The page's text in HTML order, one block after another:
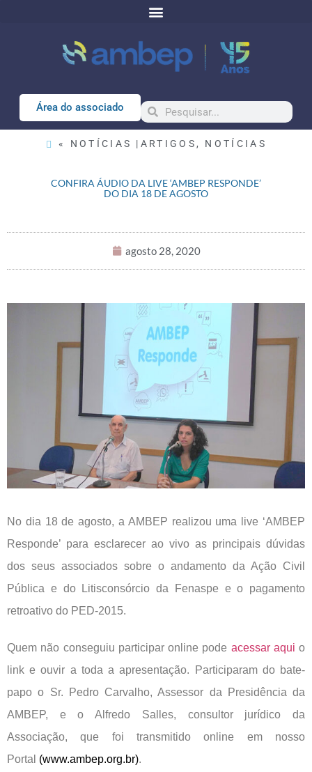
Área do associado
« NOTÍCIAS | ARTIGOS , NOTÍCIAS
CONFIRA ÁUDIO DA LIVE ‘AMBEP RESPONDE’
DO DIA 18 DE AGOSTO
agosto 28, 2020
No dia 18 de agosto, a AMBEP realizou uma live ‘AMBEP
Responde’ para esclarecer ao vivo as principais dúvidas
dos seus associados sobre o andamento da Ação Civil
Pública e do Litisconsórcio da Fenaspe e o pagamento
retroativo do PED-2015.
Quem não conseguiu participar online pode acessar aqui o
link e ouvir a toda a apresentação. Participaram do bate-
papo o Sr. Pedro Carvalho, Assessor da Presidência da
AMBEP, e o Alfredo Salles, consultor jurídico da
Associação, que foi transmitido online em nosso
Portal (www.ambep.org.br).